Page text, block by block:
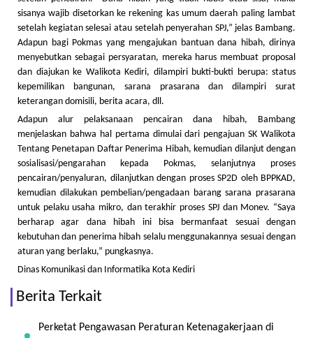
sisanya wajib disetorkan ke rekening kas umum daerah paling lambat
setelah kegiatan selesai atau setelah penyerahan SPJ,” jelas Bambang.
Adapun bagi Pokmas yang mengajukan bantuan dana hibah, dirinya
menyebutkan sebagai persyaratan, mereka harus membuat proposal
dan diajukan ke Walikota Kediri, dilampiri bukti-bukti berupa: status
kepemilikan bangunan, sarana prasarana dan dilampiri surat
keterangan domisili, berita acara, dll.
Adapun alur pelaksanaan pencairan dana hibah, Bambang
menjelaskan bahwa hal pertama dimulai dari pengajuan SK Walikota
Tentang Penetapan Daftar Penerima Hibah, kemudian dilanjut dengan
sosialisasi/pengarahan kepada Pokmas, selanjutnya proses
pencairan/penyaluran, dilanjutkan dengan proses SP2D oleh BPPKAD,
kemudian dilakukan pembelian/pengadaan barang sarana prasarana
untuk pelaku usaha mikro, dan terakhir proses SPJ dan Monev. “Saya
berharap agar dana hibah ini bisa bermanfaat sesuai dengan
kebutuhan dan penerima hibah selalu menggunakannya sesuai dengan
aturan yang berlaku,” pungkasnya.
Dinas Komunikasi dan Informatika Kota Kediri
Berita Terkait
Perketat Pengawasan Peraturan Ketenagakerjaan di